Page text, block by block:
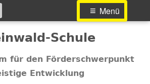
Schule
für den Förderschwerpunkt
Entwicklung
Menü
Suchen
nach: